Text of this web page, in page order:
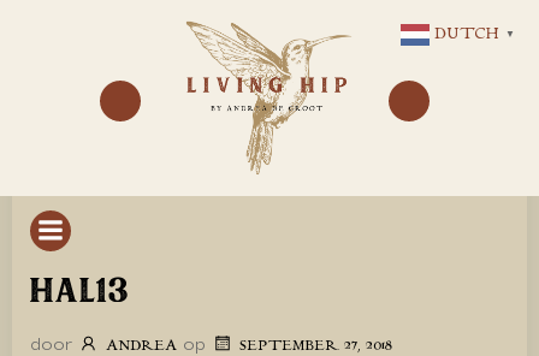
NAAR
DE
INHOUD
HAL13
door ANDREA op SEPTEMBER 27, 2018
DUTCH ▼